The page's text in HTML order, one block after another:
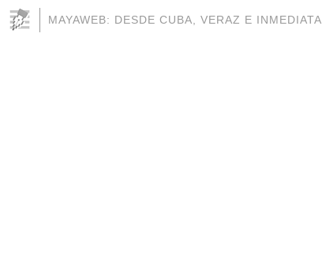
MAYAWEB: DESDE CUBA, VERAZ E INMEDIATA.